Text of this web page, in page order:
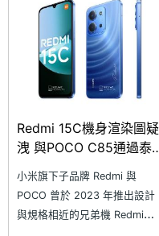
體、當業務機雙卡使用的絕佳方
案。​究竟 Redmi 14C
Redmi 15C機身渲染圖疑
洩 與POCO C85通過泰
小米旗下子品牌 Redmi 與
POCO 曾於 2023 年推出設計
與規格相近的兄弟機 Redmi